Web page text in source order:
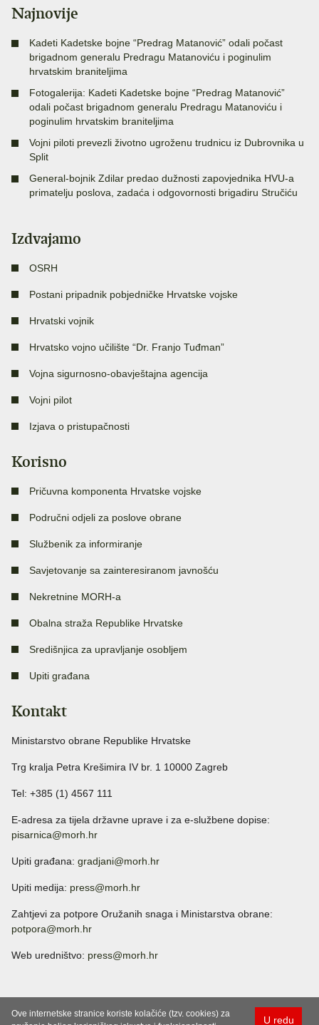
Najnovije
Kadeti Kadetske bojne “Predrag Matanović” odali počast
brigadnom generalu Predragu Matanoviću i poginulim
hrvatskim braniteljima
Fotogalerija: Kadeti Kadetske bojne “Predrag Matanović”
odali počast brigadnom generalu Predragu Matanoviću i
poginulim hrvatskim braniteljima
Vojni piloti prevezli životno ugroženu trudnicu iz Dubrovnika u
Split
General-bojnik Zdilar predao dužnosti zapovjednika HVU-a
primatelju poslova, zadaća i odgovornosti brigadiru Stručiću
Izdvajamo
OSRH
Postani pripadnik pobjedničke Hrvatske vojske
Hrvatski vojnik
Hrvatsko vojno učilište “Dr. Franjo Tuđman”
Vojna sigurnosno-obavještajna agencija
Vojni pilot
Izjava o pristupačnosti
Korisno
Pričuvna komponenta Hrvatske vojske
Područni odjeli za poslove obrane
Službenik za informiranje
Savjetovanje sa zainteresiranom javnošću
Nekretnine MORH-a
Obalna straža Republike Hrvatske
Središnjica za upravljanje osobljem
Upiti građana
Kontakt
Ministarstvo obrane Republike Hrvatske
Trg kralja Petra Krešimira IV br. 1 10000 Zagreb
Tel: +385 (1) 4567 111
E-adresa za tijela državne uprave i za e-službene dopise:
pisarnica@morh.hr
Upiti građana: gradjani@morh.hr
Upiti medija: press@morh.hr
Zahtjevi za potpore Oružanih snaga i Ministarstva obrane:
potpora@morh.hr
Web uredništvo: press@morh.hr
U redu
Ove internetske stranice koriste kolačiće (tzv. cookies) za